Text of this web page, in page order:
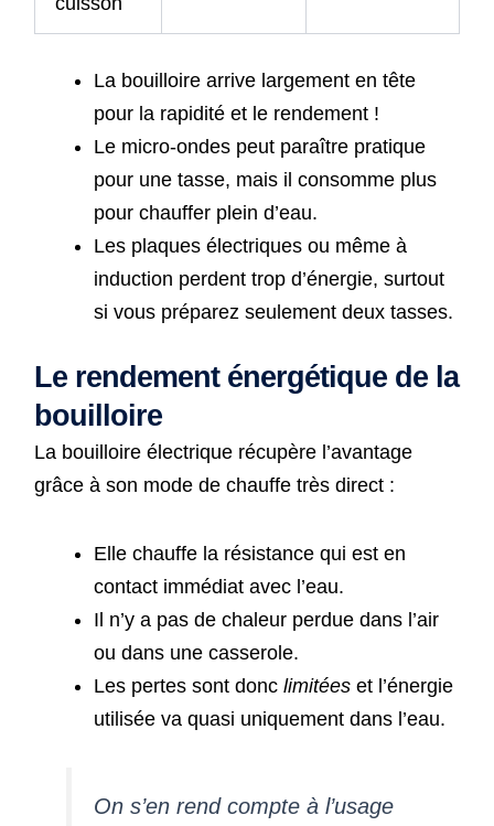
La bouilloire arrive largement en tête
pour la rapidité et le rendement !
Le micro-ondes peut paraître pratique
pour une tasse, mais il consomme plus
pour chauffer plein d’eau.
Les plaques électriques ou même à
induction perdent trop d’énergie, surtout
si vous préparez seulement deux tasses.
Le rendement énergétique de la
bouilloire
La bouilloire électrique récupère l’avantage
grâce à son mode de chauffe très direct :
Elle chauffe la résistance qui est en
contact immédiat avec l’eau.
Il n’y a pas de chaleur perdue dans l’air
ou dans une casserole.
Les pertes sont donc limitéeset l’énergie
utilisée va quasi uniquement dans l’eau.
On s’en rend compte à l’usage